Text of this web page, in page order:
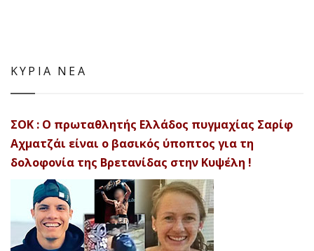
ΚΥΡΙΑ ΝΕΑ
ΣΟΚ : Ο πρωταθλητής Ελλάδος πυγμαχίας Σαρίφ
Αχματζάι είναι ο βασικός ύποπτος για τη
δολοφονία της Βρετανίδας στην Κυψέλη !